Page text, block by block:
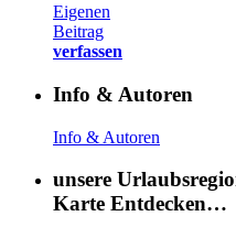
Eigenen
Beitrag
verfassen
Info & Autoren
Info & Autoren
unsere
Karte Entdecken…